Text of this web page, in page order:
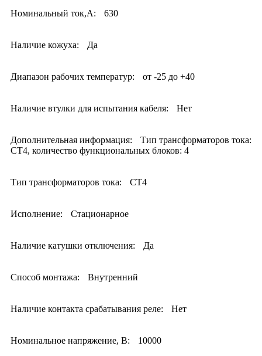
Номинальный ток,А: 630
Наличие кожуха: Да
Диапазон рабочих температур: от -25 до +40
Наличие втулки для испытания кабеля: Нет
Дополнительная информация:
Тип трансформаторов тока:
CT4, количество функциональных блоков: 4
Тип трансформаторов тока: CT4
Исполнение: Стационарное
Наличие катушки отключения: Да
Способ монтажа: Внутренний
Наличие контакта срабатывания реле: Нет
Номинальное напряжение, В: 10000